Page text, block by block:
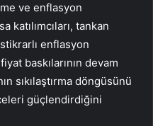
ve enflasyon
katılımcıları, tankan
enflasyon
baskılarının devam
sıkılaştırma döngüsünü
güçlendirdiğini